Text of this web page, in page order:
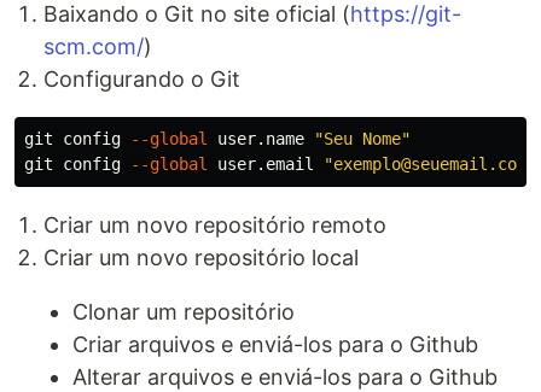
Baixando o Git no site oficial (https://git-
scm.com/)
Configurando o Git
git config --global user.name
"Seu Nome"
git config
--global user.email
Criar um novo repositório remoto
Criar um novo repositório local
Clonar um repositório
Criar arquivos e enviá-los para o Github
Alterar arquivos e enviá-los para o Github